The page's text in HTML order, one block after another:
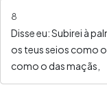
8
Disse eu: Subirei à
os teus seios como
como o das maçãs,